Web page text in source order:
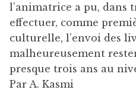
l’animatrice a pu, dans
effectuer, comme
culturelle, l’envoi des
malheureusement
presque trois ans au
Par A. Kasmi